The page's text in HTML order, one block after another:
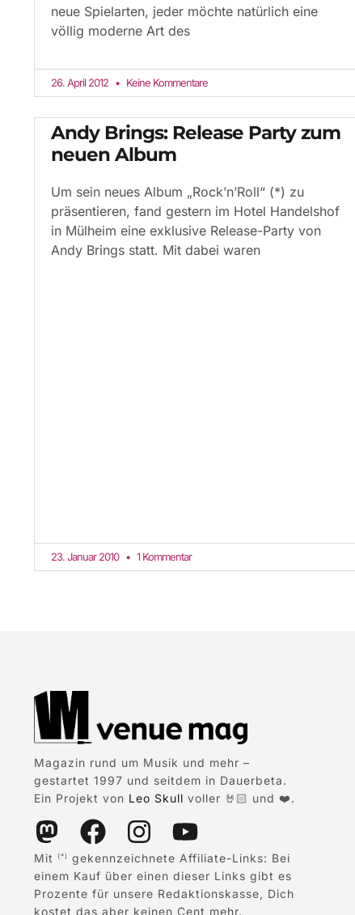
neue Spielarten, jeder möchte natürlich eine
völlig moderne Art des
26. April 2012 Keine Kommentare
Andy Brings: Release Party zum
neuen Album
Um sein neues Album „Rock’n’Roll“ (*) zu
präsentieren, fand gestern im Hotel Handelshof
in Mülheim eine exklusive Release-Party von
Andy Brings statt. Mit dabei waren
23. Januar 2010 1 Kommentar
Magazin rund um Musik und mehr –
gestartet 1997 und seitdem in Dauerbeta.
Ein Projekt von Leo Skull voller 🤘🏻 und ❤️.
Mit (*)
gekennzeichnete Affiliate-Links: Bei
einem Kauf über einen dieser Links gibt es
Prozente für unsere Redaktionskasse, Dich
kostet das aber keinen Cent mehr.